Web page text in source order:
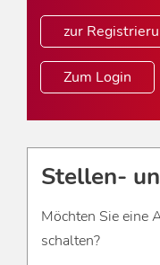
zur
Zum Login
Stellen-
Möchten Sie eine
schalten?